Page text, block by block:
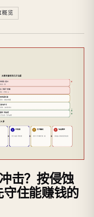
览
击？按侵蚀
住能赚钱的